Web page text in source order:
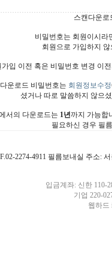
스캔다운로
비밀번호는 회원이시라
회원으로 가입하지
가입 이전 혹은 비밀번호 변경 이
운로드 비밀번호는 회원정보수정
셨거나 따로 말씀하지 않으
서의 다운로드는 1년까지 가능합
필요하신 경우 필
2274-4911 필름보내실 주소:
입금계좌: 신한 110-
기업 220-
웹하드